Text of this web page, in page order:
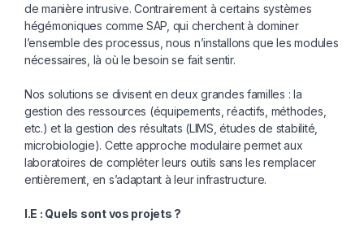
de manière intrusive. Contrairement à certains systèmes
hégémoniques comme SAP, qui cherchent à dominer
l’ensemble des processus, nous n’installons que les modules
nécessaires, là où le besoin se fait sentir.
Nos solutions se divisent en deux grandes familles : la
gestion des ressources (équipements, réactifs, méthodes,
etc.) et la gestion des résultats (LIMS, études de stabilité,
microbiologie). Cette approche modulaire permet aux
laboratoires de compléter leurs outils sans les remplacer
entièrement, en s’adaptant à leur infrastructure.
I.E : Quels sont vos projets ?